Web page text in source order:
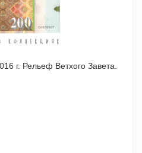
г. Рельеф Ветхого Завета.